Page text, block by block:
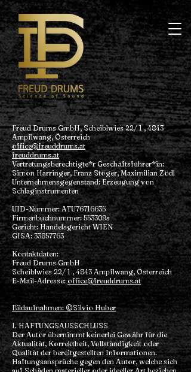
Freud Drums GmbH, Scheiblwies 22/ 1 , 4843
Ampflwang, Österreich
office@freuddrums.at
freuddrums.at
Vertretungsberechtigte*r Geschäftsführer*in:
Simon Harringer, Franz Stöger, Maximilian Zödl
Unternehmensgegenstand: Erzeugung von
Schlaginstrumenten
UID-Nummer: ATU76716635
Firmenbuchnummer: 553309s
Gericht: Handelsgericht WIEN
GISA:33857763
Kontaktdaten:
Freud Drums GmbH
Scheiblwies 22/ 1 , 4843 Ampflwang, Österreich
E-Mail-Adresse: office@freuddrums.at
Bildaufnahmen: ©Silvio Huber
I. HAFTUNGSAUSSCHLUSS
Der Autor übernimmt keinerlei Gewähr für die
Aktualität, Korrektheit, Vollständigkeit oder
Qualität der bereitgestellten Informationen.
Haftungsansprüche gegen den Autor, welche sich